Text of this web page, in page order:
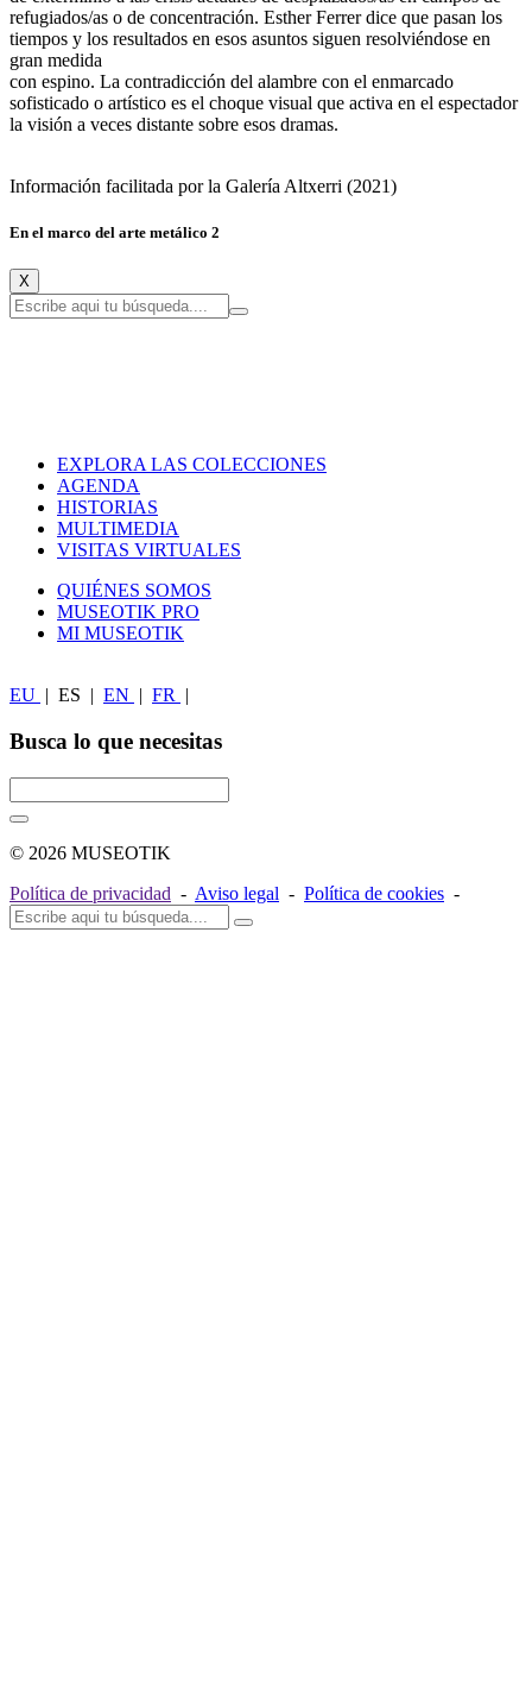
refugiados/as o de concentración. Esther Ferrer dice que pasan los
tiempos y los resultados en esos asuntos siguen resolviéndose en
gran medida
con espino. La contradicción del alambre con el enmarcado
sofisticado o artístico es el choque visual que activa en el espectador
la visión a veces distante sobre esos dramas.
Información facilitada por la Galería Altxerri (2021)
En el marco del arte metálico 2
X
EXPLORA LAS COLECCIONES
AGENDA
HISTORIAS
MULTIMEDIA
VISITAS VIRTUALES
QUIÉNES SOMOS
MUSEOTIK PRO
MI MUSEOTIK
EU | ES | EN | FR |
Busca lo que necesitas
© 2026 MUSEOTIK
Política de privacidad - Aviso legal - Política de cookies -